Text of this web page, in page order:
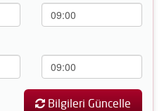
Bilgileri Güncelle